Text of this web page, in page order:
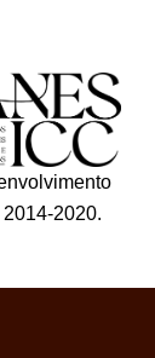
2020.